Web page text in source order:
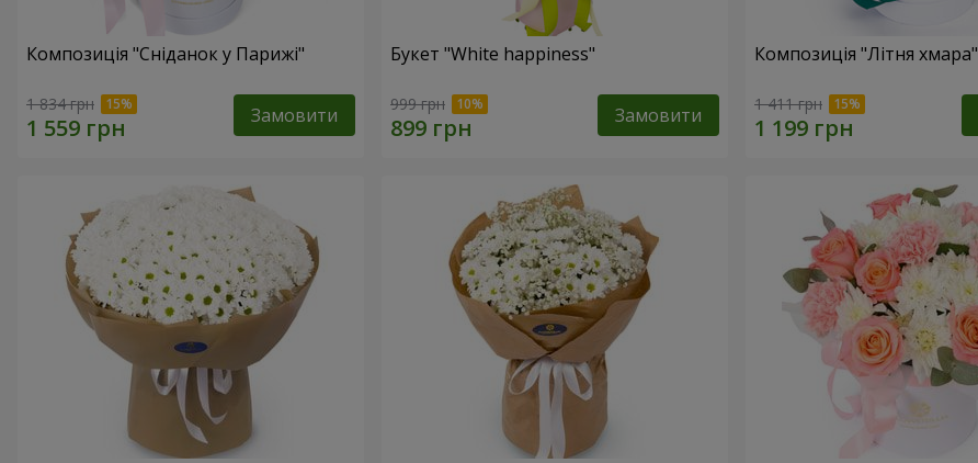
Композиція "Сніданок у Парижі"
1 834 грн Замовити
Букет "White happiness"
999 грн Замовити
Композиція "Літня хмара"
1 411 грн